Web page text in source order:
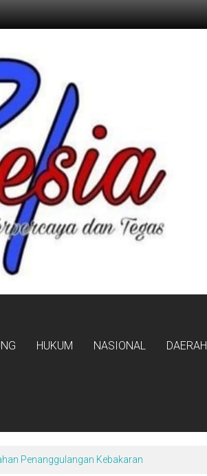
HUKUM NASIONAL DAERAH
Penanggulangan Kebakaran